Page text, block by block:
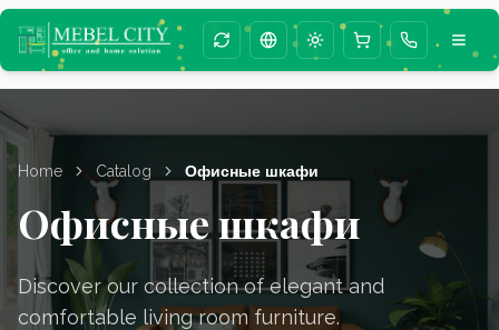
Change season animation
Change language
Toggle theme
Home Catalog Офисные шкафи
Офисные шкафи
Discover our collection of elegant and
comfortable living room furniture.